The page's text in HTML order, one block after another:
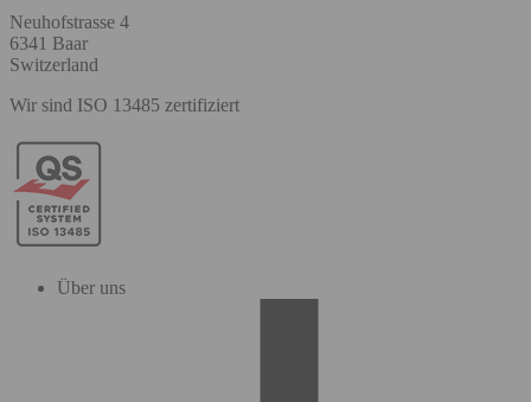
Neuhofstrasse 4
6341 Baar
Switzerland
Wir sind ISO 13485 zertifiziert
Über uns